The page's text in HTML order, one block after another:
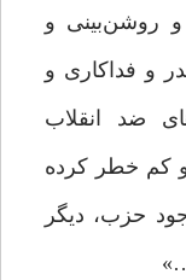
و روشن‌بینی و
و فداکاری و
ضد انقلاب
و کم خطر کرده
حزب، دیگر